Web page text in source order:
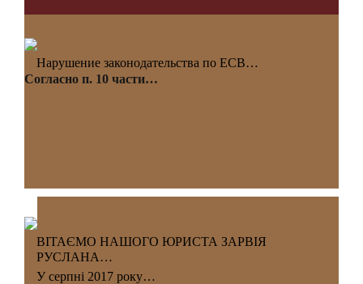
Нарушение законодательства по ЕСВ…
Согласно п. 10 части…
ВІТАЄМО НАШОГО ЮРИСТА ЗАРВІЯ
РУСЛАНА…
У серпні 2017 року…